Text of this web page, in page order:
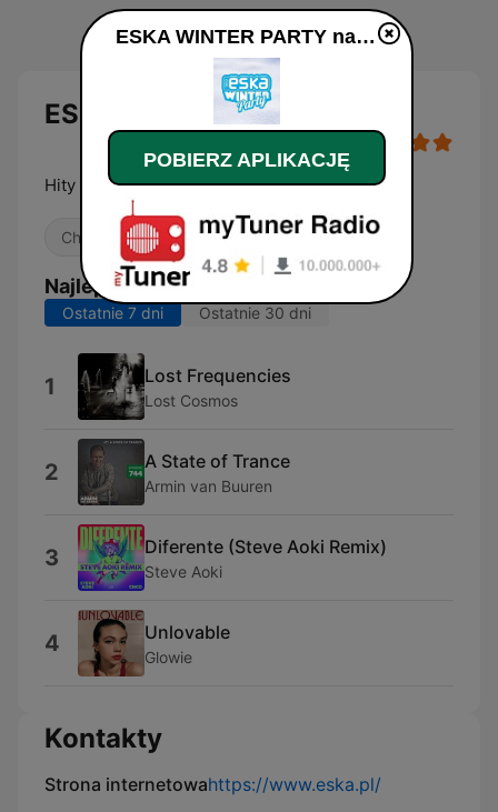
ESKA WINTER PARTY
Hity Na Czasie
Chrześcijańska
Najlepsze piosenki
Ostatnie 7 dni Ostatnie 30 dni
1 Lost Frequencies
Lost Cosmos
2 A State of Trance
Armin van Buuren
3 Diferente (Steve Aoki Remix)
Steve Aoki
4 Unlovable
Glowie
Kontakty
Strona internetowahttps://www.eska.pl/
ESKA WINTER PARTY na żywo
POBIERZ APLIKACJĘ